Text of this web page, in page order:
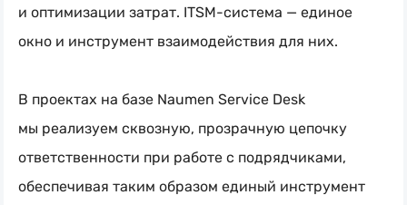
и оптимизации затрат. ITSM-система — единое
окно и инструмент взаимодействия для них.
В проектах на базе Naumen Service Desk
мы реализуем сквозную, прозрачную цепочку
ответственности при работе с подрядчиками,
обеспечивая таким образом единый инструмент